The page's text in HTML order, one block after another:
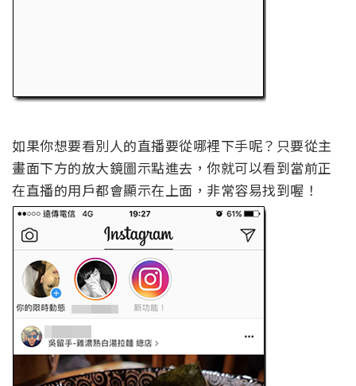
如果你想要看別人的直播要從哪裡下手呢？只要從主
畫面下方的放大鏡圖示點進去，你就可以看到當前正
在直播的用戶都會顯示在上面，非常容易找到喔！